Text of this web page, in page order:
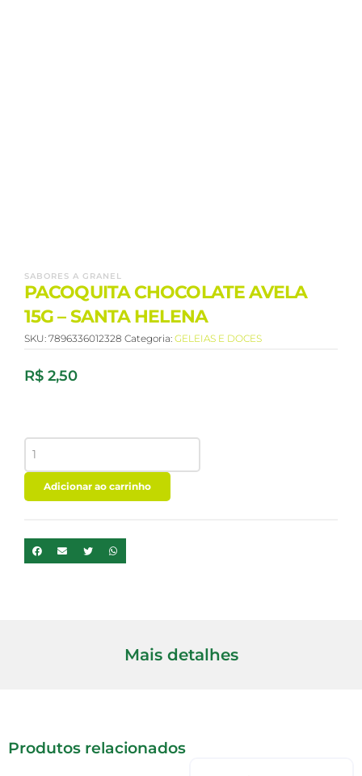
SABORES A GRANEL
PACOQUITA CHOCOLATE AVELA
15G – SANTA HELENA
SKU: 7896336012328 Categoria: GELEIAS E DOCES
R$ 2,50
CHOCOLATE
AVELA
-
HELENA
quantidade
Adicionar ao carrinho
Mais detalhes
Produtos relacionados